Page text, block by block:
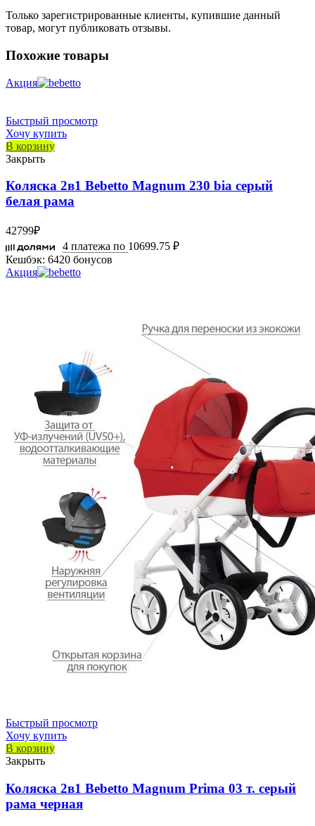
Только зарегистрированные клиенты, купившие данный
товар, могут публиковать отзывы.
Похожие товары
Акция
Быстрый просмотр
Хочу купить
В корзину
Закрыть
Коляска 2в1 Bebetto Magnum 230 bia серый
белая рама
42799₽
4 платежа по 10699.75 ₽
Кешбэк: 6420 бонусов
Акция
Быстрый просмотр
Хочу купить
В корзину
Закрыть
Коляска 2в1 Bebetto Magnum Prima 03 т. серый
рама черная